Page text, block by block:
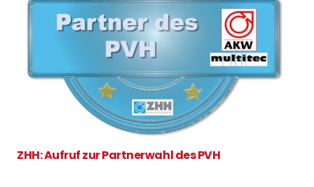
ZHH: Aufruf zur Partnerwahl des PVH